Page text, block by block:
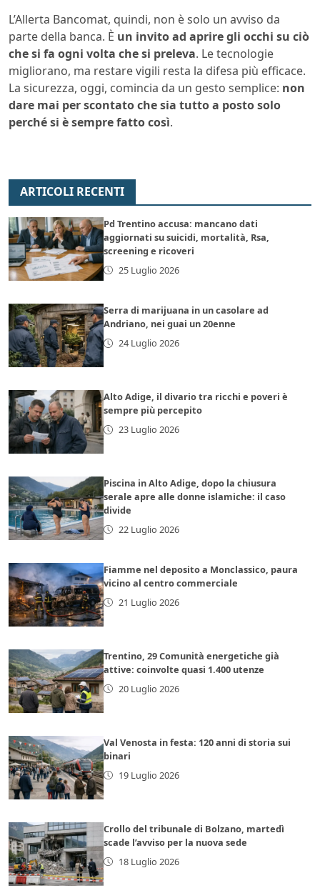
L’Allerta Bancomat, quindi, non è solo un avviso da
parte della banca. È un invito ad aprire gli occhi su ciò
che si fa ogni volta che si preleva. Le tecnologie
migliorano, ma restare vigili resta la difesa più efficace.
La sicurezza, oggi, comincia da un gesto semplice: non
dare mai per scontato che sia tutto a posto solo
perché si è sempre fatto così.
ARTICOLI RECENTI
Pd Trentino accusa: mancano dati
aggiornati su suicidi, mortalità, Rsa,
screening e ricoveri
25 Luglio 2026
Serra di marijuana in un casolare ad
Andriano, nei guai un 20enne
24 Luglio 2026
Alto Adige, il divario tra ricchi e poveri è
sempre più percepito
23 Luglio 2026
Piscina in Alto Adige, dopo la chiusura
serale apre alle donne islamiche: il caso
divide
22 Luglio 2026
Fiamme nel deposito a Monclassico, paura
vicino al centro commerciale
21 Luglio 2026
Trentino, 29 Comunità energetiche già
attive: coinvolte quasi 1.400 utenze
20 Luglio 2026
Val Venosta in festa: 120 anni di storia sui
binari
19 Luglio 2026
Crollo del tribunale di Bolzano, martedì
scade l’avviso per la nuova sede
18 Luglio 2026